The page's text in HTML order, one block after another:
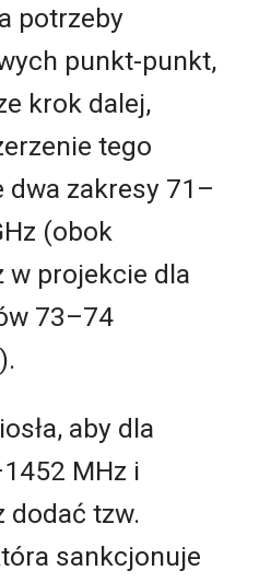
potrzeby
punkt-punkt,
krok dalej,
tego
dwa zakresy 71–
(obok
w projekcie dla
73–74
aby dla
MHz i
dodać tzw.
sankcjonuje